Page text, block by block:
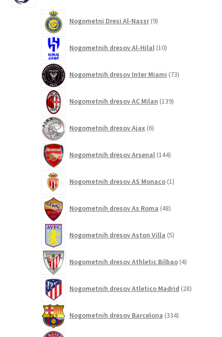
Nogometni Dresi Al-Nassr 9izdelkov
Nogometnih dresov Al-Hilal 10izdelkov
Nogometnih dresov Inter Miami 73izdelkov
Nogometnih dresov AC Milan 139izdelkov
Nogometnih dresov Ajax 6izdelkov
Nogometnih dresov Arsenal 144izdelkov
Nogometnih dresov AS Monaco 1izdelek
Nogometnih dresov As Roma 48izdelkov
Nogometnih dresov Aston Villa 5izdelkov
Nogometnih dresov Athletic Bilbao 4izdelki
Nogometnih dresov Atletico Madrid 28izdelkov
Nogometnih dresov Barcelona 334izdelkov